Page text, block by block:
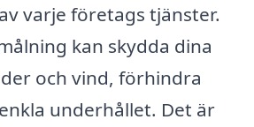
varje företags tjänster.
kan skydda dina
och vind, förhindra
underhållet. Det är